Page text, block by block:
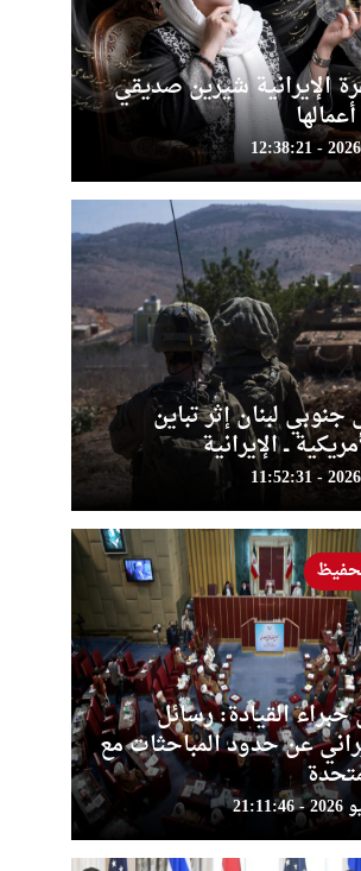
الإيرانية شيرين صديقي
لبنان إثر تباين
ــ الإيرانية
القيادة: رسائل
عن حدود المباحثات مع